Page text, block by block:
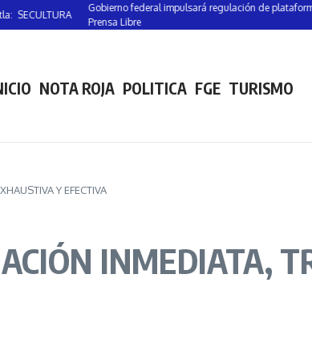
Gobierno federal impulsará regulación de plataformas
Prensa Libre
NOTA ROJA POLITICA FGE TURISMO
Y EFECTIVA
INMEDIATA,